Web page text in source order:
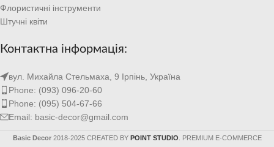
Флористичні інструменти
Штучні квіти
Контактна інформація:
вул. Михайла Стельмаха, 9 Ірпінь, Україна
Phone: (093) 096-20-60
Phone: (095) 504-67-66
Email: basic-decor@gmail.com
Basic Decor 2018-2025 CREATED BY POINT STUDIO . PREMIUM E-COMMERCE